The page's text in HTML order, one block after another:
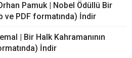
Pamuk | Nobel Ödüllü Bir
ve PDF formatında) İndir
| Bir Halk Kahramanının
İndir